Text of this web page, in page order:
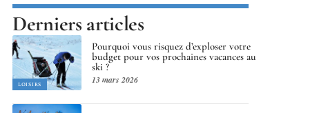
Derniers articles
LOISIRS
Pourquoi vous risquez d’exploser votre
budget pour vos prochaines vacances au
ski ?
13 mars 2026